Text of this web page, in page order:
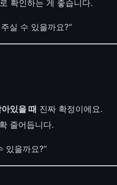
확인하는 게 좋습니다.
실 수 있을까요?”
있을 때 진짜 확정이에요.
줄어듭니다.
있을까요?”